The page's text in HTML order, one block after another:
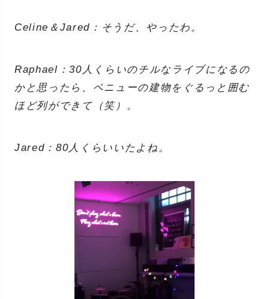
Celine＆Jared：そうだ、やったわ。
Raphael：30人くらいのチルなライブになるの
かと思ったら、ベニューの建物をぐるっと囲む
ほど列ができて（笑）。
Jared：80人くらいいたよね。